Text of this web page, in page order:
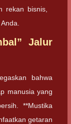
rekan bisnis,
Jalur
bahwa
manusia yang
**Mustika
getaran